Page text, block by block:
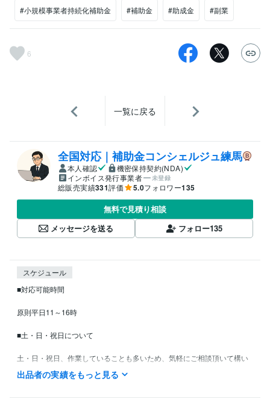
#小規模事業者持続化補助金 #補助金 #助成金 #副業
6
一覧に戻る
全国対応｜補助金コンシェルジュ練馬
本人確認
機密保持契約(NDA)
インボイス発行事業者
未登録
総販売実績331評価 5.0フォロワー135
無料で見積り相談
メッセージを送る
フォロー135
スケジュール
■対応可能時間
原則平日11～16時
■土・日・祝日について
土・日・祝日、作業していることも多いため、気軽にご相談頂いて構い
ません。ただし、移動・出張も多いため、電話相談・作業など、対応で
きない場合もございます。その点は、ご容赦くださいませ。
出品者の実績をもっと見る